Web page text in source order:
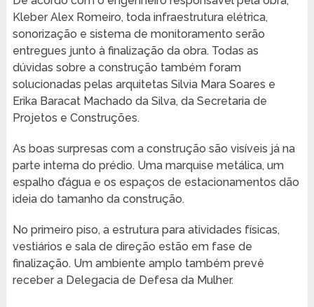
Kleber Alex Romeiro, toda infraestrutura elétrica,
sonorização e sistema de monitoramento serão
entregues junto à finalização da obra. Todas as
dúvidas sobre a construção também foram
solucionadas pelas arquitetas Silvia Mara Soares e
Erika Baracat Machado da Silva, da Secretaria de
Projetos e Construções.
As boas surpresas com a construção são visíveis já na
parte interna do prédio. Uma marquise metálica, um
espalho d’água e os espaços de estacionamentos dão
ideia do tamanho da construção.
No primeiro piso, a estrutura para atividades físicas,
vestiários e sala de direção estão em fase de
finalização. Um ambiente amplo também prevê
receber a Delegacia de Defesa da Mulher.